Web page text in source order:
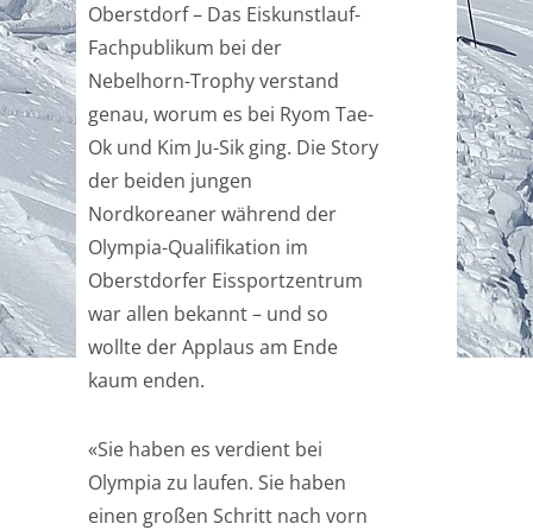
Oberstdorf – Das Eiskunstlauf-
Fachpublikum bei der
Nebelhorn-Trophy verstand
genau, worum es bei Ryom Tae-
Ok und Kim Ju-Sik ging. Die Story
der beiden jungen
Nordkoreaner während der
Olympia-Qualifikation im
Oberstdorfer Eissportzentrum
war allen bekannt – und so
wollte der Applaus am Ende
kaum enden.
«Sie haben es verdient bei
Olympia zu laufen. Sie haben
einen großen Schritt nach vorn